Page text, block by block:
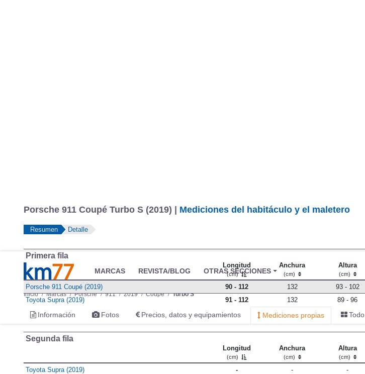
MARCAS REVISTA/BLOG OTRAS SECCIONES
Inicio Marcas Porsche 911 2019 Coupé Turbo S
Información Fotos Precios, datos y equipamientos Mediciones propias Todo
Porsche 911 Coupé Turbo S (2019) | Mediciones del habitáculo y el maletero
Resumen Detalle
Primera fila
Longitud
(cm)
Anchura
(cm)
Altura
(cm)
Porsche 911 Coupé (2019) 90 - 112 132 93 - 102
Toyota Supra (2019)
91 - 112 132 89 - 96
Segunda fila
Longitud
(cm)
Anchura
(cm)
Altura
(cm)
Toyota Supra (2019) - - -